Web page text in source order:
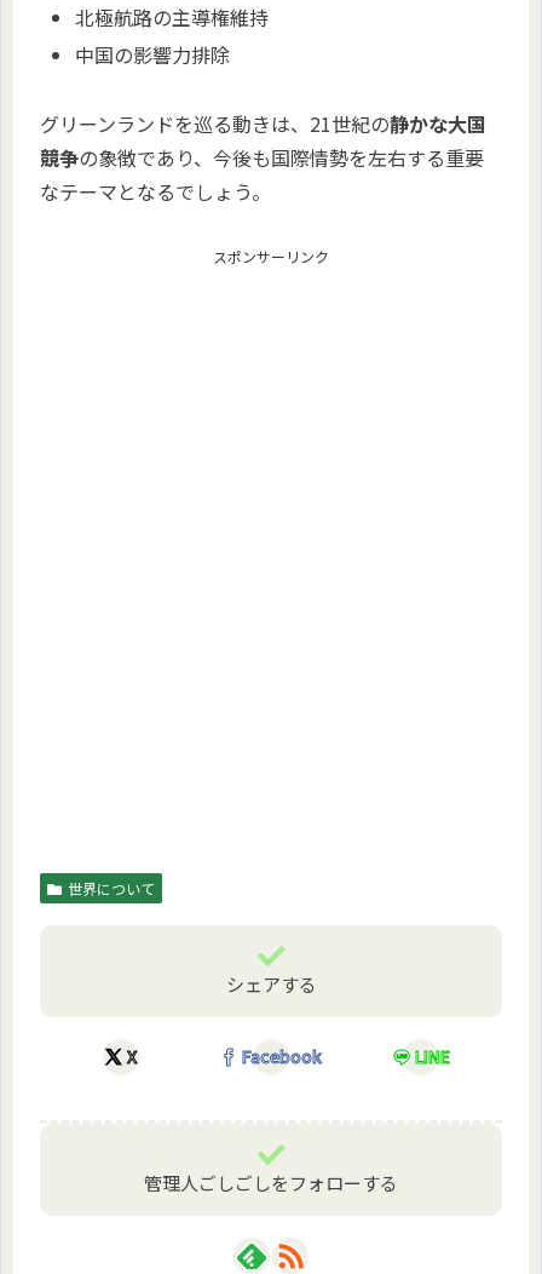
北極航路の主導権維持
中国の影響力排除
グリーンランドを巡る動きは、21世紀の静かな大国
競争の象徴であり、今後も国際情勢を左右する重要
なテーマとなるでしょう。
スポンサーリンク
世界について
シェアする
X Facebook LINE
管理人ごしごしをフォローする